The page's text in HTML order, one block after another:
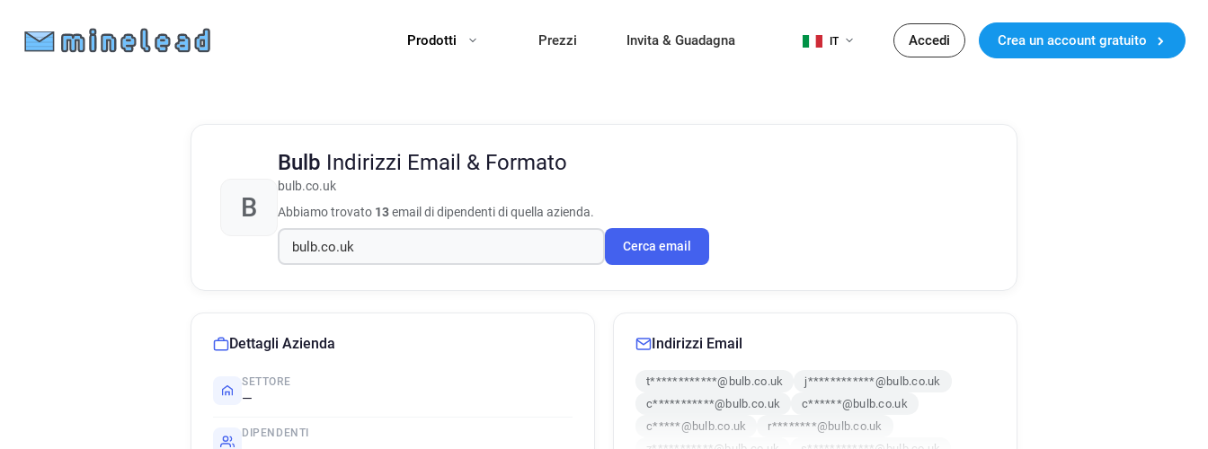
Prodotti Prezzi Invita & Guadagna IT Accedi Crea un account gratuito
B
Bulb Indirizzi Email & Formato
bulb.co.uk
Abbiamo trovato 13email di dipendenti di quella azienda.
Cerca email
Dettagli Azienda
SETTORE
—
DIPENDENTI
Indirizzi Email
t************@bulb.co.uk
j************@bulb.co.uk
c***********@bulb.co.uk
c******@bulb.co.uk
c*****@bulb.co.uk
r********@bulb.co.uk